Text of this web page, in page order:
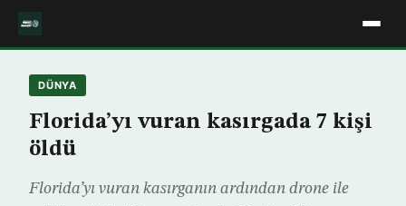
DÜNYA
Florida’yı vuran kasırgada 7 kişi
öldü
Florida’yı vuran kasırganın ardından drone ile